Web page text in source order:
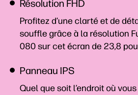
Résolution FHD
Profitez d’une clarté et de
souffle grâce à la résolution
080 sur cet écran de 23,8
Panneau IPS
Quel que soit l’endroit où